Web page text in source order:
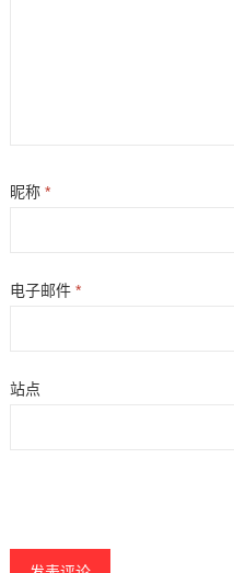
昵称 *
电子邮件 *
站点